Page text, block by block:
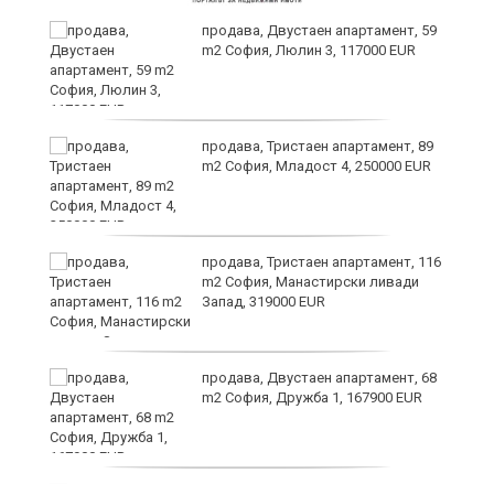
продава, Двустаен апартамент, 59
m2 София, Люлин 3, 117000 EUR
продава, Тристаен апартамент, 89
m2 София, Младост 4, 250000 EUR
продава, Тристаен апартамент, 116
m2 София, Манастирски ливади
Запад, 319000 EUR
продава, Двустаен апартамент, 68
m2 София, Дружба 1, 167900 EUR